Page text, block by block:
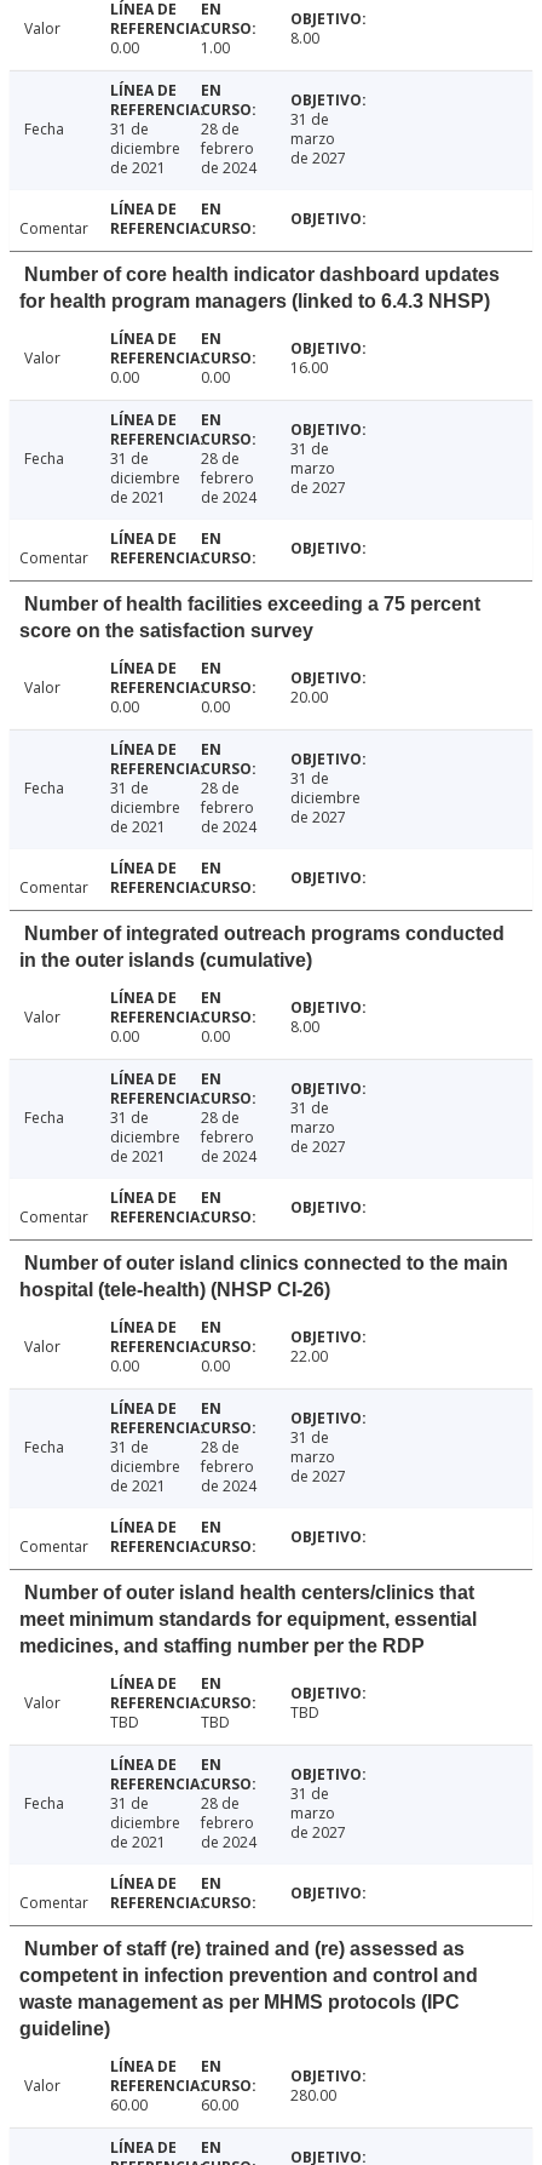
Valor
0.00
1.00 8.00
Fecha
31 de
diciembre
de 2021
28 de
febrero
de 2024
31 de
marzo
de 2027
Comentar
Number of core health indicator dashboard updates
for health program managers (linked to 6.4.3 NHSP)
Valor
0.00
0.00 16.00
Fecha
31 de
diciembre
de 2021
28 de
febrero
de 2024
31 de
marzo
de 2027
Comentar
Number of health facilities exceeding a 75 percent
score on the satisfaction survey
Valor
0.00
0.00 20.00
Fecha
31 de
diciembre
de 2021
28 de
febrero
de 2024
31 de
diciembre
de 2027
Comentar
Number of integrated outreach programs conducted
in the outer islands (cumulative)
Valor
0.00
0.00 8.00
Fecha
31 de
diciembre
de 2021
28 de
febrero
de 2024
31 de
marzo
de 2027
Comentar
Number of outer island clinics connected to the main
hospital (tele-health) (NHSP CI-26)
Valor
0.00
0.00 22.00
Fecha
31 de
diciembre
de 2021
28 de
febrero
de 2024
31 de
marzo
de 2027
Comentar
Number of outer island health centers/clinics that
meet minimum standards for equipment, essential
medicines, and staffing number per the RDP
Valor
TBD
TBD TBD
Fecha
31 de
diciembre
de 2021
28 de
febrero
de 2024
31 de
marzo
de 2027
Comentar
Number of staff (re) trained and (re) assessed as
competent in infection prevention and control and
waste management as per MHMS protocols (IPC
guideline)
Valor
60.00
60.00 280.00